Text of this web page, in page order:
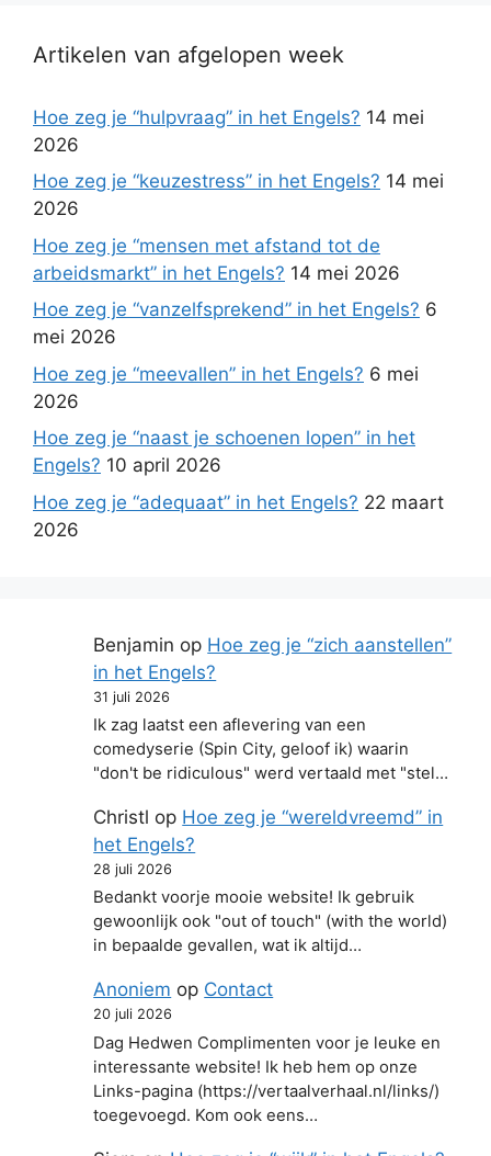
Artikelen van afgelopen week
Hoe zeg je “hulpvraag” in het Engels? 14 mei
2026
Hoe zeg je “keuzestress” in het Engels? 14 mei
2026
Hoe zeg je “mensen met afstand tot de
arbeidsmarkt” in het Engels? 14 mei 2026
Hoe zeg je “vanzelfsprekend” in het Engels? 6
mei 2026
Hoe zeg je “meevallen” in het Engels? 6 mei
2026
Hoe zeg je “naast je schoenen lopen” in het
Engels? 10 april 2026
Hoe zeg je “adequaat” in het Engels? 22 maart
2026
Benjamin op Hoe zeg je “zich aanstellen”
in het Engels?
31 juli 2026
Ik zag laatst een aflevering van een
comedyserie (Spin City, geloof ik) waarin
"don't be ridiculous" werd vertaald met "stel…
Christl op Hoe zeg je “wereldvreemd” in
het Engels?
28 juli 2026
Bedankt voorje mooie website! Ik gebruik
gewoonlijk ook "out of touch" (with the world)
in bepaalde gevallen, wat ik altijd…
Anoniem op Contact
20 juli 2026
Dag Hedwen Complimenten voor je leuke en
interessante website! Ik heb hem op onze
Links-pagina (https://vertaalverhaal.nl/links/)
toegevoegd. Kom ook eens…